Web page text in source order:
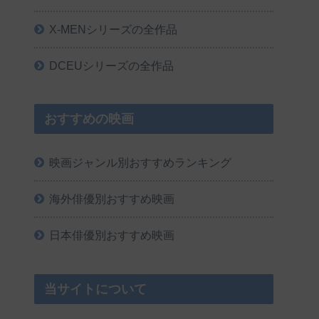
X-MENシリーズの全作品
DCEUシリーズの全作品
おすすめの映画
映画ジャンル別おすすめランキング
海外俳優別おすすめ映画
日本俳優別おすすめ映画
当サイトについて